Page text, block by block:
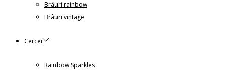
Brâuri rainbow
Brâuri vintage
Cercei
Rainbow Sparkles